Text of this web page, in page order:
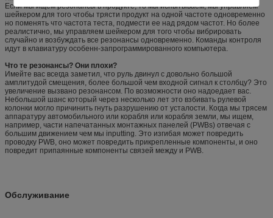
Если мы ищем резонансы в продукте, то мы испытываем, мы управляем
шейкером для того чтобы трясти продукт на одной частоте одновременно
но поменять что частота теста, подмести ее над рядом частот. Но более
реалистично, мы управляем шейкером для того чтобы вибрировать
случайно и возбуждать все резонансы одновременно. Команды контроля
идут в клавиатуру особенн-запрограммированного компьютера.
Что те резонансы? Они плохи?
Имейте вас всегда заметил, что руль двинул с довольно большой
амплитудой смещения, более большой чем входной сигнал к столбцу? Это
увеличение вызвано резонансом. По возможности оно надоедает вас.
Небольшой шанс который через несколько лет это взбивать рулевой
колонки могло причинить гнуть разрушению от усталости. Когда мы трясем
аппаратуру автомобильного или корабля или корабля земли, мы ищем,
например, части напечатанных монтажных панелей (PWBs) отвечая с
большим движением чем мы inputting. Это изгибая может повредить
проводку PWB, оно может повредить прикрепленные компоненты, и оно
повредит припаянные компоненты связей между и PWB.
Обслуживание